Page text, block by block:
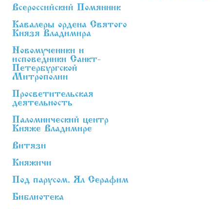
Всероссийский Помянник
Кавалеры ордена Святого
Князя Владимира
Новомученики и
исповедники Санкт-
Петербургской
Митрополии
Просветительская
деятельность
Паломнический центр
Княже Владимире
Витязи
Княжичи
Под парусом. Ял Серафим
Библиотека